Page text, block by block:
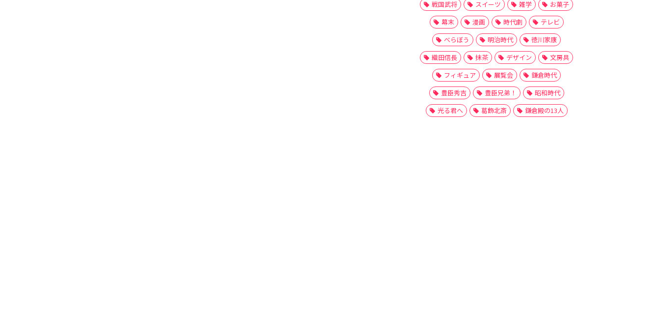
戦国武将
スイーツ 雑学
お菓子
幕末
漫画 時代劇
テレビ
べらぼう
明治時代
徳川家康
織田信長
抹茶 デザイン
文房具
フィギュア
展覧会
鎌倉時代
豊臣秀吉
豊臣兄弟！
昭和時代
光る君へ
葛飾北斎 鎌倉殿の13人